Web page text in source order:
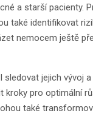
a starší pacienty.
také identifikovat
nemocem ještě
sledovat jejich vývoj
kroky pro optimální
také